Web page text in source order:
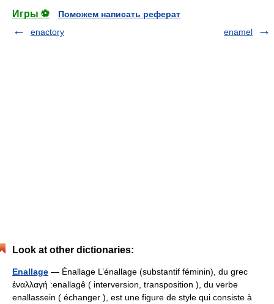
Игры ⚽
Поможем написать реферат
enactory
enamel
Look at other dictionaries:
Enallage — Énallage L’énallage (substantif féminin), du grec
ἐναλλαγή :enallagê ( interversion, transposition ), du verbe
enallassein ( échanger ), est une figure de style qui consiste à